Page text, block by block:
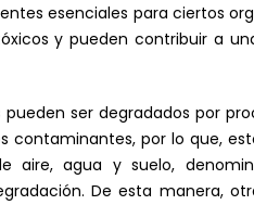
esenciales para ciertos
y pueden contribuir a
ser degradados por
contaminantes, por lo que,
aire, agua y suelo,
De esta manera,